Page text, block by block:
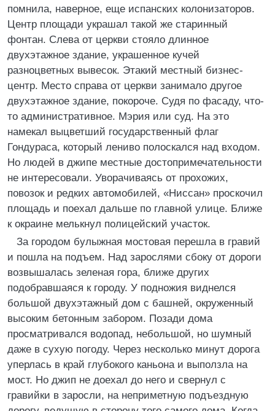
помнила, наверное, еще испанских колонизаторов.
Центр площади украшал такой же старинный
фонтан. Слева от церкви стояло длинное
двухэтажное здание, украшенное кучей
разноцветных вывесок. Этакий местный бизнес-
центр. Место справа от церкви занимало другое
двухэтажное здание, покороче. Судя по фасаду, что-
то административное. Мэрия или суд. На это
намекал выцветший государственный флаг
Гондураса, который лениво полоскался над входом.
Но людей в джипе местные достопримечательности
не интересовали. Уворачиваясь от прохожих,
повозок и редких автомобилей, «Ниссан» проскочил
площадь и поехал дальше по главной улице. Ближе
к окраине мелькнул полицейский участок.
За городом булыжная мостовая перешла в гравий
и пошла на подъем. Над зарослями сбоку от дороги
возвышалась зеленая гора, ближе других
подобравшаяся к городу. У подножия виднелся
большой двухэтажный дом с башней, окруженный
высоким бетонным забором. Позади дома
просматривался водопад, небольшой, но шумный
даже в сухую погоду. Через несколько минут дорога
уперлась в край глубокого каньона и выползла на
мост. Но джип не доехал до него и свернул с
гравийки в заросли, на неприметную подъездную